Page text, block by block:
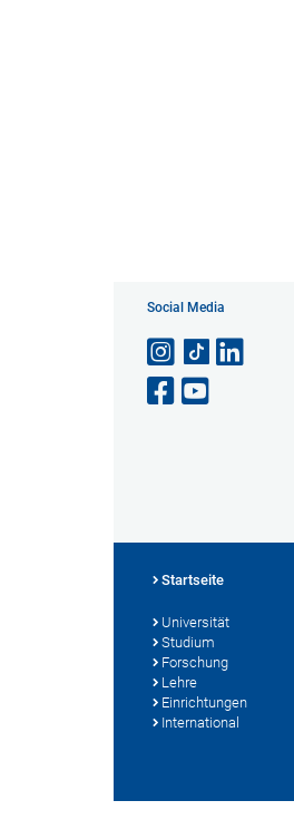
Social Media
Startseite
Universität
Studium
Forschung
Lehre
Einrichtungen
International